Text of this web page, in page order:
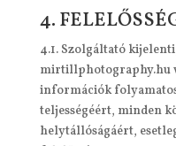
4.
4.1. Szolgáltató
mirtillphotography.hu
információk
teljességéért, minden
helytállóságáért,